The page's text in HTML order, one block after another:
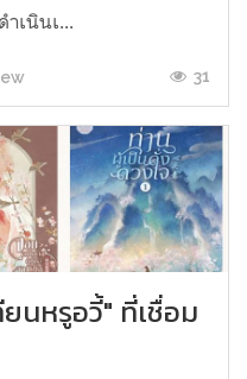
เนินเ...
31
นหรูอวี้" ที่เชื่อม